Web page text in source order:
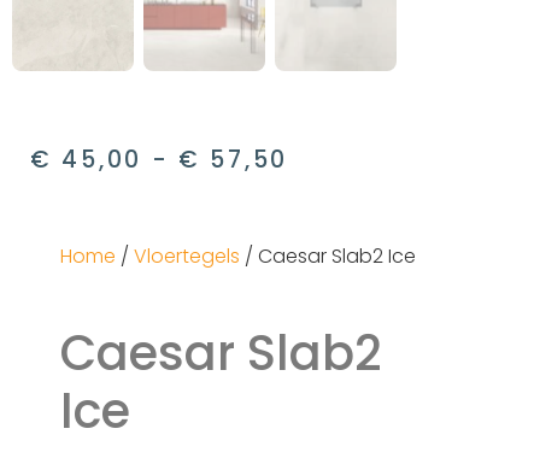
€ 45,00 - € 57,50
Home / Vloertegels / Caesar Slab2 Ice
Caesar Slab2
Ice